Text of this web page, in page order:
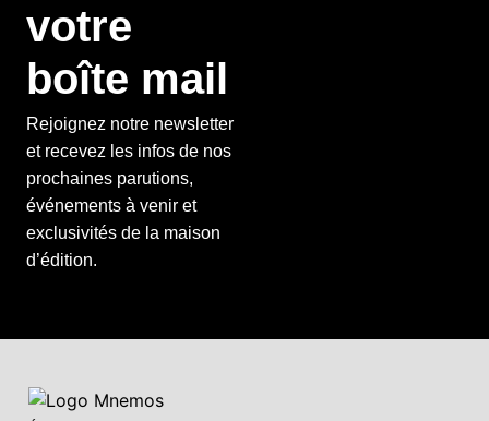
votre
boîte mail
Rejoignez notre newsletter
et recevez les infos de nos
prochaines parutions,
événements à venir et
exclusivités de la maison
d’édition.